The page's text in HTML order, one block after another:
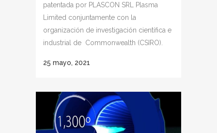
patentada por PLASCON SRL Plasma
Limited conjuntamente con la
organización de investigación científica e
industrial de Commonwealth (CSIRO).
25 mayo, 2021